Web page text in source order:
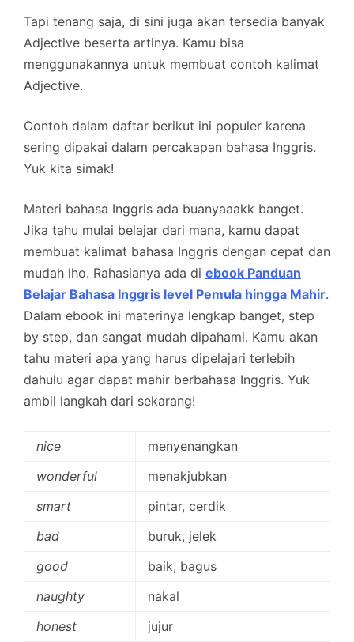
Tapi tenang saja, di sini juga akan tersedia banyak
Adjective beserta artinya. Kamu bisa
menggunakannya untuk membuat contoh kalimat
Adjective.
Contoh dalam daftar berikut ini populer karena
sering dipakai dalam percakapan bahasa Inggris.
Yuk kita simak!
Materi bahasa Inggris ada buanyaaakk banget.
Jika tahu mulai belajar dari mana, kamu dapat
membuat kalimat bahasa Inggris dengan cepat dan
mudah lho. Rahasianya ada di ebook Panduan
Belajar Bahasa Inggris level Pemula hingga Mahir.
Dalam ebook ini materinya lengkap banget, step
by step, dan sangat mudah dipahami. Kamu akan
tahu materi apa yang harus dipelajari terlebih
dahulu agar dapat mahir berbahasa Inggris. Yuk
ambil langkah dari sekarang!
nice
menyenangkan
wonderful
menakjubkan
smart
pintar, cerdik
bad
buruk, jelek
good
baik, bagus
naughty
nakal
honest
jujur